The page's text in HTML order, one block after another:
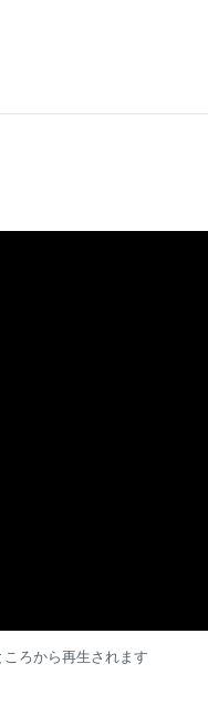
ろから再生されます